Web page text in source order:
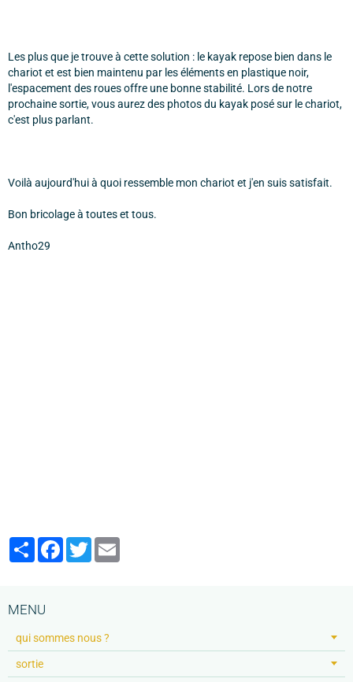
Les plus que je trouve à cette solution : le kayak repose bien dans le
chariot et est bien maintenu par les éléments en plastique noir,
l'espacement des roues offre une bonne stabilité. Lors de notre
prochaine sortie, vous aurez des photos du kayak posé sur le chariot,
c'est plus parlant.
Voilà aujourd'hui à quoi ressemble mon chariot et j'en suis satisfait.
Bon bricolage à toutes et tous.
Antho29
PartagerFacebook
Twitter
MENU
qui sommes nous ?
sortie